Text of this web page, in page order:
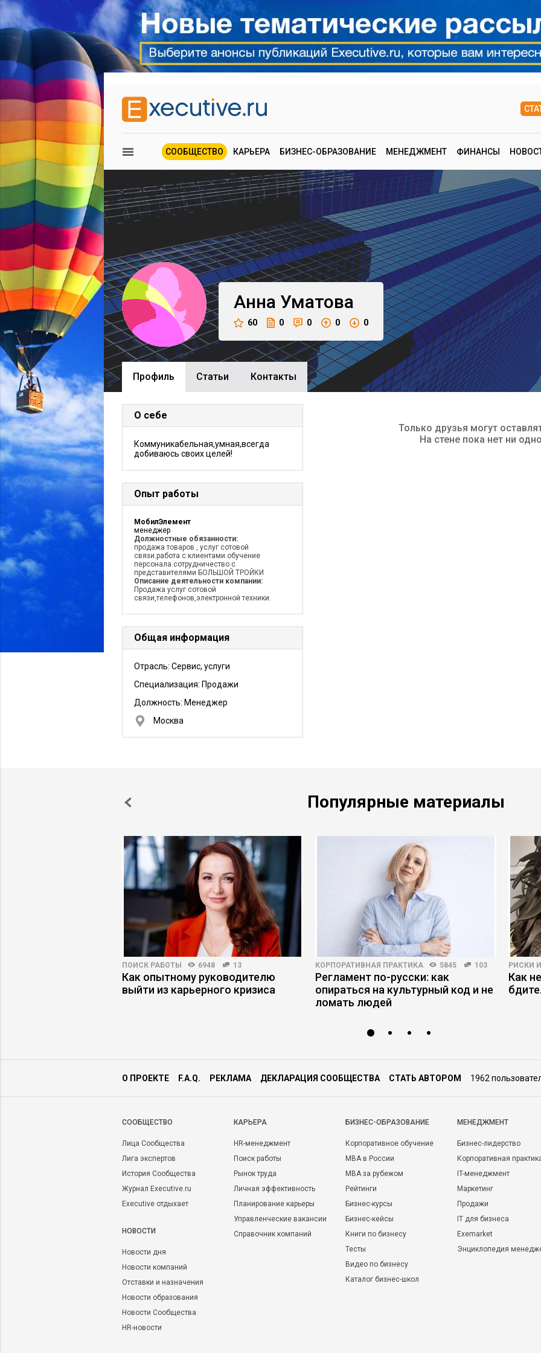
СООБЩЕСТВО КАРЬЕРА БИЗНЕС-ОБРАЗОВАНИЕ МЕНЕДЖМЕНТ ФИНАНСЫ
Анна Уматова
60 0 0 0 0
Профиль Cтатьи Контакты
О себе
Коммуникабельная,умная,всегда
добиваюсь своих целей!
Опыт работы
МобилЭлемент
менеджер
Должностные обязанности:
продажа товаров , услуг сотовой
связи.работа с клиентами.обучение
персонала.сотрудничество с
представителями БОЛЬШОЙ ТРОЙКИ
Описание деятельности компании:
Продажа услуг сотовой
связи,телефонов,электронной техники.
Общая информация
Отрасль: Сервис, услуги
Специализация: Продажи
Должность: Менеджер
Москва
Только друзья могут
На стене пока нет ни
Популярные материалы
ПОИСК РАБОТЫ 6948 13
Как опытному руководителю
выйти из карьерного кризиса
КОРПОРАТИВНАЯ ПРАКТИКА 5845 103
Регламент по-русски: как
опираться на культурный код и не
ломать людей
РИСКИ
Как
О ПРОЕКТЕ F.A.Q. РЕКЛАМА ДЕКЛАРАЦИЯ СООБЩЕСТВА СТАТЬ АВТОРОМ 1962
CООБЩЕСТВО
Лица Сообщества
Лига экспертов
История Сообщества
Журнал Executive.ru
Executive отдыхает
НОВОСТИ
Новости дня
Новости компаний
Отставки и назначения
Новости образования
Новости Сообщества
HR-новости
КАРЬЕРА
HR-менеджмент
Поиск работы
Рынок труда
Личная эффективность
Планирование карьеры
Управленческие вакансии
Справочник компаний
БИЗНЕС-ОБРАЗОВАНИЕ
Корпоративное обучение
MBA в России
MBA за рубежом
Рейтинги
Бизнес-курсы
Бизнес-кейсы
Книги по бизнесу
Тесты
Видео по бизнесу
Каталог бизнес-школ
МЕНЕДЖМЕНТ
Бизнес-лидерство
Корпоративная
IT-менеджмент
Маркетинг
Продажи
IT для бизнеса
Exemarket
Энциклопедия